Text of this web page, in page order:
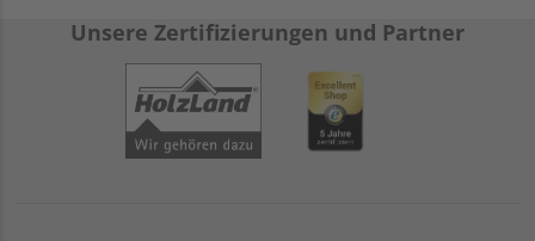
Unsere Zertifizierungen und Partner